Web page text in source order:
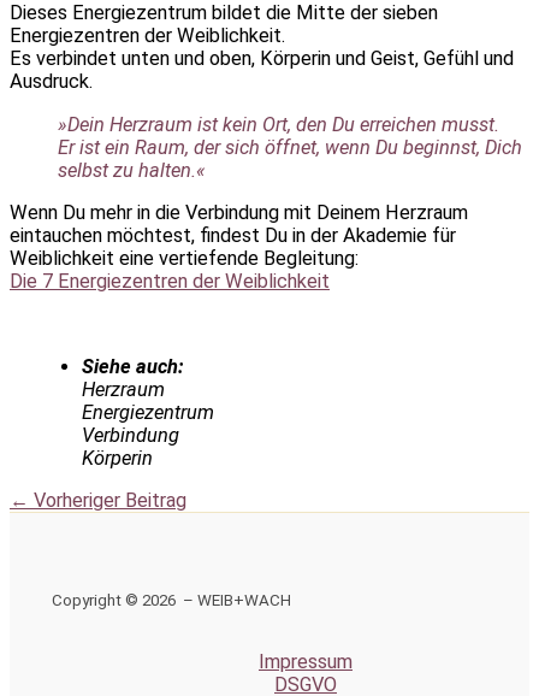
Dieses Energiezentrum bildet die Mitte der sieben
Energiezentren der Weiblichkeit.
Es verbindet unten und oben, Körperin und Geist, Gefühl und
Ausdruck.
»Dein Herzraum ist kein Ort, den Du erreichen musst.
Er ist ein Raum, der sich öffnet, wenn Du beginnst, Dich
selbst zu halten.«
Wenn Du mehr in die Verbindung mit Deinem Herzraum
eintauchen möchtest, findest Du in der Akademie für
Weiblichkeit eine vertiefende Begleitung:
Die 7 Energiezentren der Weiblichkeit
Siehe auch:
Herzraum
Energiezentrum
Verbindung
Körperin
← Vorheriger Beitrag
Copyright © 2026 – WEIB+WACH
Impressum
DSGVO